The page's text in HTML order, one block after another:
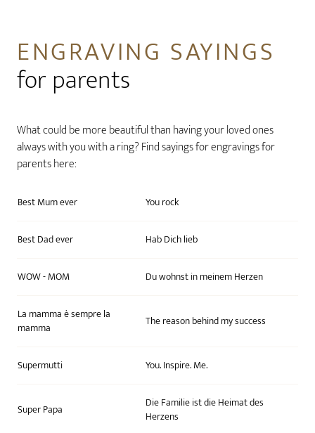
ENGRAVING SAYINGS
for parents
What could be more beautiful than having your loved ones
always with you with a ring? Find sayings for engravings for
parents here:
Best Mum ever You rock
Best Dad ever Hab Dich lieb
WOW - MOM Du wohnst in meinem Herzen
La mamma è sempre la
mamma
The reason behind my success
Supermutti You. Inspire. Me.
Super Papa
Die Familie ist die Heimat des
Herzens